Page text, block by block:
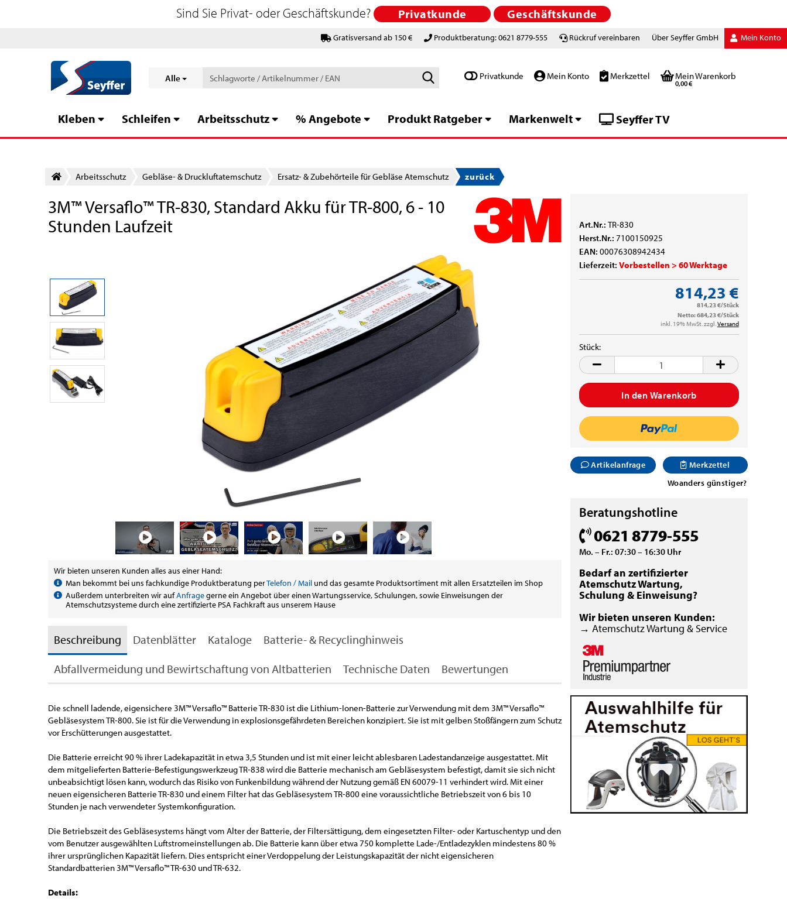
Gratisversand ab 150 € Produktberatung: 0621 8779-555 Rückruf vereinbaren Über Seyffer GmbH Mein Konto
Alle
Schlagworte
EAN
Privatkunde Mein Konto Merkzettel Mein Warenkorb
0,00 €
Sind Sie Privat- oder Geschäftskunde? Privatkunde Geschäftskunde
Kleben Schleifen Arbeitsschutz % Angebote Produkt Ratgeber Markenwelt Seyffer TV
Arbeitsschutz Gebläse- & Druckluftatemschutz Ersatz- & Zubehörteile für Gebläse Atemschutz zurück
3M™ Versaflo™ TR-830, Standard Akku für TR-800, 6 - 10
Stunden Laufzeit
Wir bieten unseren Kunden alles aus einer Hand:
Man bekommt bei uns fachkundige Produktberatung perTelefon / Mail und das gesamte Produktsortiment mit allen Ersatzteilen im Shop
Außerdem unterbreiten wir aufAnfragegerne ein Angebot über einen Wartungsservice, Schulungen, sowie Einweisungen der
Atemschutzsysteme durch eine zertifizierte PSA Fachkraft aus unserem Hause
Art.Nr.:TR-830
Herst.Nr.:7100150925
EAN:00076308942434
Lieferzeit:Vorbestellen > 60 Werktage
814,23 €
814,23 €/Stück
Netto: 684,23 €/Stück
inkl. 19% MwSt. zzgl.Versand
Stück:
Stück
Artikelanfrage
Merkzettel
Woanders günstiger?
Beratungshotline
0621 8779-555
Mo. – Fr.: 07:30 – 16:30 Uhr
Bedarf an zertifizierter
Atemschutz Wartung,
Schulung & Einweisung?
Wir bieten unseren Kunden:
→ Atemschutz Wartung & Service
Beschreibung Datenblätter Kataloge
Batterie- & Recyclinghinweis
Abfallvermeidung und Bewirtschaftung von Altbatterien
Technische Daten Bewertungen
Die schnell ladende, eigensichere 3M™ Versaflo™ Batterie TR-830 ist die Lithium-Ionen-Batterie zur Verwendung mit dem 3M™ Versaflo™
Gebläsesystem TR-800. Sie ist für die Verwendung in explosionsgefährdeten Bereichen konzipiert. Sie ist mit gelben Stoßfängern zum Schutz
vor Erschütterungen ausgestattet.
Die Batterie erreicht 90 % ihrer Ladekapazität in etwa 3,5 Stunden und ist mit einer leicht ablesbaren Ladestandanzeige ausgestattet. Mit
dem mitgelieferten Batterie-Befestigungswerkzeug TR-838 wird die Batterie mechanisch am Gebläsesystem befestigt, damit sie sich nicht
unbeabsichtigt lösen kann, wodurch das Risiko von Funkenbildung während der Nutzung gemäß EN 60079-11 verhindert wird. Mit einer
neuen eigensicheren Batterie TR-830 und einem Filter hat das Gebläsesystem TR-800 eine voraussichtliche Betriebszeit von 6 bis 10
Stunden je nach verwendeter Systemkonfiguration.
Die Betriebszeit des Gebläsesystems hängt vom Alter der Batterie, der Filtersättigung, dem eingesetzten Filter- oder Kartuschentyp und den
vom Benutzer ausgewählten Luftstromeinstellungen ab. Die Batterie kann über etwa 750 komplette Lade-/Entladezyklen mindestens 80 %
ihrer ursprünglichen Kapazität liefern. Dies entspricht einer Verdoppelung der Leistungskapazität der nicht eigensicheren
Standardbatterien 3M™ Versaflo™ TR-630 und TR-632.
Details: